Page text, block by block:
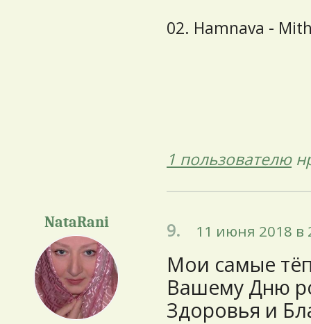
02. Hamnava -
1 пользователю
NataRani 9. 11 июня 2018 в
Мои самые
Вашему Дню
Здоровья и